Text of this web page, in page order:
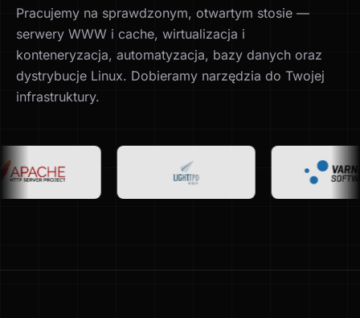
Pracujemy na sprawdzonym, otwartym stosie —
serwery WWW i cache, wirtualizacja i
konteneryzacja, automatyzacja, bazy danych oraz
dystrybucje Linux. Dobieramy narzędzia do Twojej
infrastruktury.